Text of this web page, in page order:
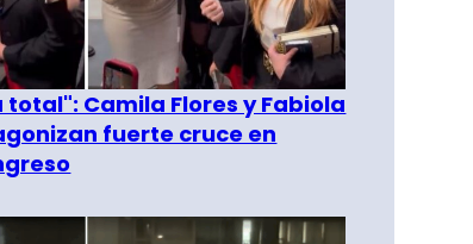
total": Camila Flores y Fabiola
fuerte cruce en